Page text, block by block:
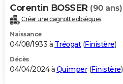
Corentin BOSSER (90 ans)
Créer une cagnotte obsèques
Naissance
04/08/1933 à Tréogat(Finistère)
Décès
04/04/2024 à Quimper(Finistère)